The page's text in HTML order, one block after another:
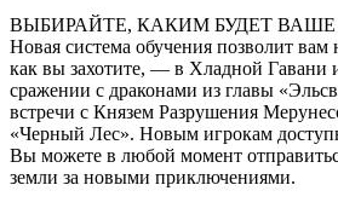
ВЫБИРАЙТЕ, КАКИМ БУДЕТ
Новая система обучения позволит вам
как вы захотите, — в Хладной Гавани
сражении с драконами из главы
встречи с Князем Разрушения
«Черный Лес». Новым игрокам
Вы можете в любой момент
земли за новыми приключениями.